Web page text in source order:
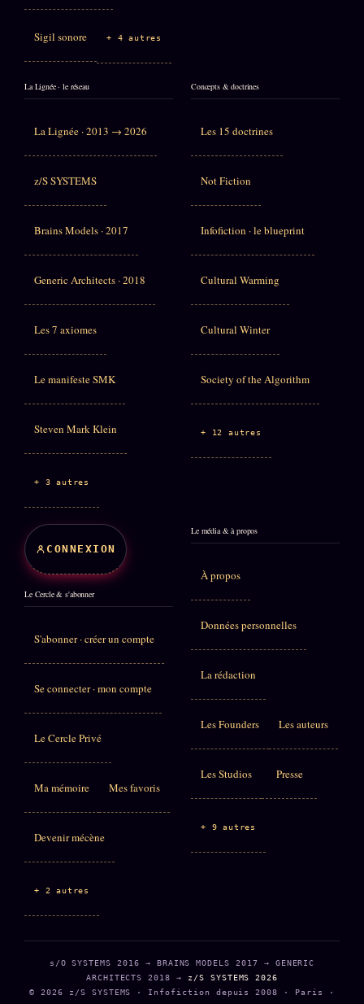
Sigil sonore + 4 autres
La Lignée · le réseau
La Lignée · 2013 → 2026
z/S SYSTEMS
Brains Models · 2017
Generic Architects · 2018
Les 7 axiomes
Le manifeste SMK
Steven Mark Klein
+ 3 autres
Concepts & doctrines
Les 15 doctrines
Not Fiction
Infofiction · le blueprint
Cultural Warming
Cultural Winter
Society of the Algorithm
+ 12 autres
CONNEXION
Le Cercle & s'abonner
S'abonner · créer un compte
Se connecter · mon compte
Le Cercle Privé
Ma mémoire Mes favoris
Devenir mécène
+ 2 autres
Le média & à propos
À propos
Données personnelles
La rédaction
Les Founders Les auteurs
Les Studios Presse
+ 9 autres
s/O SYSTEMS 2016 → BRAINS MODELS 2017 → GENERIC
ARCHITECTS 2018 → z/S SYSTEMS 2026
© 2026 z/S SYSTEMS · Infofiction depuis 2008 · Paris ·